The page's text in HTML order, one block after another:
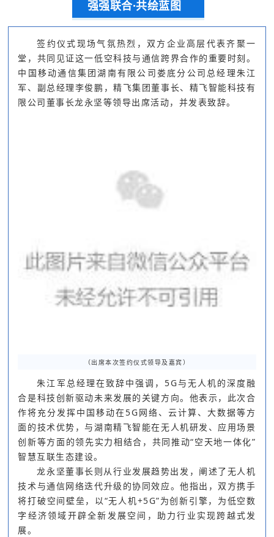
强强联合·共绘蓝图
签约仪式现场气氛热烈，双方企业高层代表齐聚一
堂，共同见证这一低空科技与通信跨界合作的重要时刻。
中国移动通信集团湖南有限公司娄底分公司总经理朱江
军、副总经理李俊鹏，精飞集团董事长、精飞智能科技有
限公司董事长龙永坚等领导出席活动，并发表致辞。
（出席本次签约仪式领导及嘉宾）
朱江军总经理在致辞中强调，5G与无人机的深度融
合是科技创新驱动未来发展的关键方向。他表示，此次合
作将充分发挥中国移动在5G网络、云计算、大数据等方
面的技术优势，与湖南精飞智能在无人机研发、应用场景
创新等方面的领先实力相结合，共同推动“空天地一体化”
智慧互联生态建设。
龙永坚董事长则从行业发展趋势出发，阐述了无人机
技术与通信网络迭代升级的协同效应。他指出，双方携手
将打破空间壁垒，以“无人机+5G”为创新引擎，为低空数
字经济领域开辟全新发展空间，助力行业实现跨越式发
展。